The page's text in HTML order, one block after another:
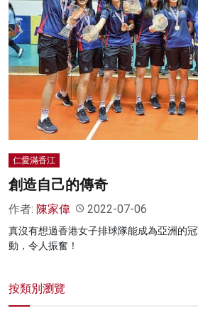
名家榜
灼見活動
關於我們
仁愛滿香江
創造自己的傳奇
作者: 陳家偉 2022-07-06
真沒有想過香港女子排球隊能成為亞洲的
動，令人振奮！
按類別瀏覽